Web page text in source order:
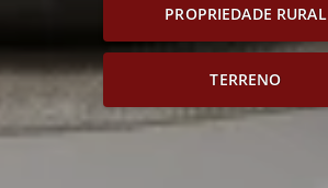
PROPRIEDADE RURAL
TERRENO